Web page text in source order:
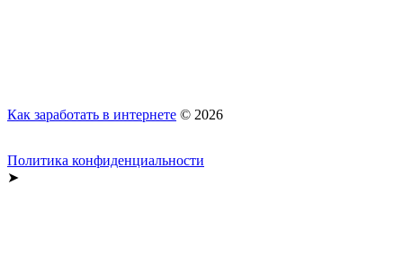
Как заработать в интернете © 2026
Политика конфиденциальности
➤